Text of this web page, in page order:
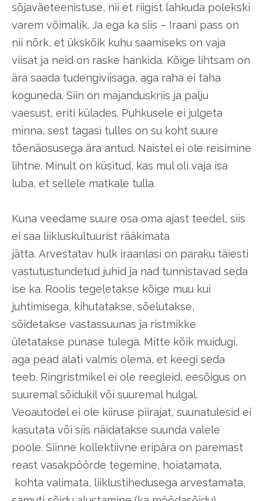
sõjaväeteenistuse, nii et riigist lahkuda polekski
varem võimalik. Ja ega ka siis – Iraani pass on
nii nõrk, et ükskõik kuhu saamiseks on vaja
viisat ja neid on raske hankida. Kõige lihtsam on
ära saada tudengiviisaga, aga raha ei taha
koguneda. Siin on majanduskriis ja palju
vaesust, eriti külades. Puhkusele ei julgeta
minna, sest tagasi tulles on su koht suure
tõenäosusega ära antud. Naistel ei ole reisimine
lihtne. Minult on küsitud, kas mul oli vaja isa
luba, et sellele matkale tulla.
Kuna veedame suure osa oma ajast teedel, siis
ei saa liikluskultuurist rääkimata
jätta. Arvestatav hulk iraanlasi on paraku täiesti
vastutustundetud juhid ja nad tunnistavad seda
ise ka. Roolis tegeletakse kõige muu kui
juhtimisega, kihutatakse, sõelutakse,
sõidetakse vastassuunas ja ristmikke
ületatakse punase tulega. Mitte kõik muidugi,
aga pead alati valmis olema, et keegi seda
teeb. Ringristmikel ei ole reegleid, eesõigus on
suuremal sõidukil või suuremal hulgal.
Veoautodel ei ole kiiruse piirajat, suunatulesid ei
kasutata või siis näidatakse suunda valele
poole. Siinne kollektiivne eripära on paremast
reast vasakpöörde tegemine, hoiatamata,
kohta valimata, liiklustihedusega arvestamata,